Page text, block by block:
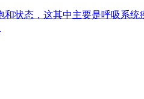
状态，这其中主要是呼吸系